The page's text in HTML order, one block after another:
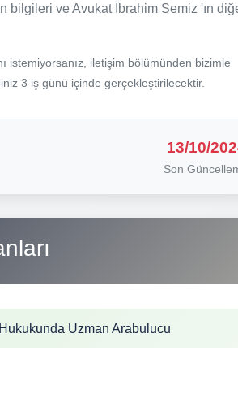
bilgileri ve Avukat İbrahim Semiz 'ın
istemiyorsanız, iletişim bölümünden bizimle
3 iş günü içinde gerçekleştirilecektir.
13/10/
Son
Uzman Arabulucu